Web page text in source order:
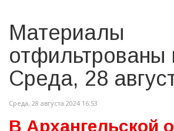
Материалы
отфильтрованы
Среда, 28
Среда, 28 августа 2024 16:53
В Архангельской